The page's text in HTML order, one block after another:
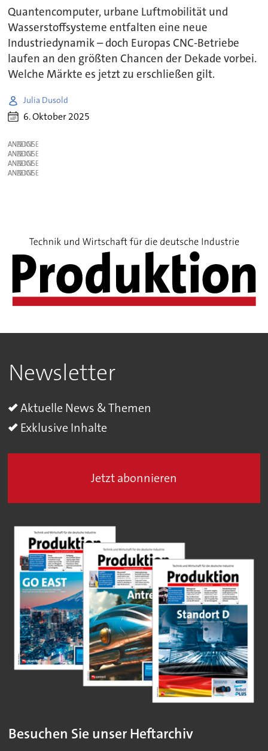
Quantencomputer, urbane Luftmobilität und
Wasserstoffsysteme entfalten eine neue
Industriedynamik – doch Europas CNC-Betriebe
laufen an den größten Chancen der Dekade vorbei.
Welche Märkte es jetzt zu erschließen gilt.
Julia Dusold
6. Oktober 2025
ANZEIGE
ANZEIGE
ANZEIGE
ANZEIGE
Newsletter
Aktuelle News & Themen
Exklusive Inhalte
Jetzt abonnieren
Besuchen Sie unser Heftarchiv